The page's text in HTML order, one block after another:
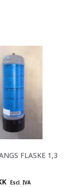
FLASKE 1,3
Escl. IVA